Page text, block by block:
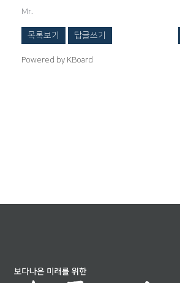
Mr.
목록보기 답글쓰기
Powered by KBoard